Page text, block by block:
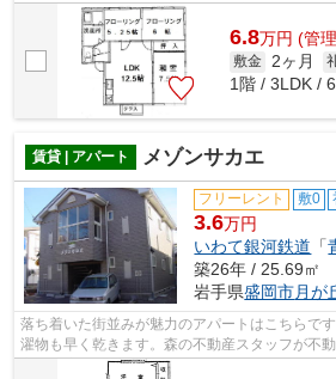
せください。盛岡市で新しい住環境をお...
6.8万円 (管
敷金 2ヶ月
1階 / 3LDK /
賃貸 | アパート メゾンサカエ
フリーレント 敷0
3.6万円
いわて銀河鉄道 「
築26年 / 25.69㎡
岩手県盛岡市月が
落ち着いた街並みが魅力のアパートはこちらで
濯物も早く乾きます。森の不動産スタッフが不
寧にお応え致します。019-606-0555/mo...